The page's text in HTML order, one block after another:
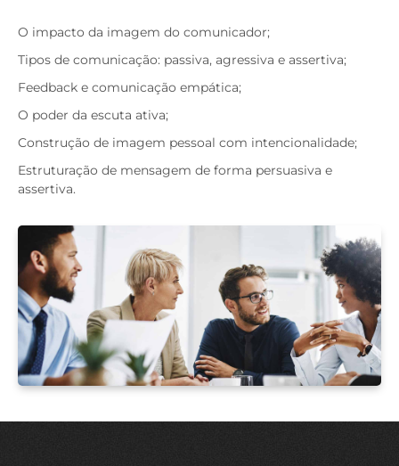
O impacto da imagem do comunicador;
Tipos de comunicação: passiva, agressiva e assertiva;
Feedback e comunicação empática;
O poder da escuta ativa;
Construção de imagem pessoal com intencionalidade;
Estruturação de mensagem de forma persuasiva e
assertiva.